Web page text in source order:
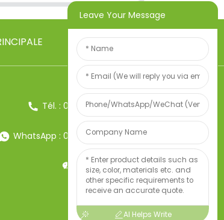
Tél. : 0086-13857957906
WhatsApp : 0086-13857957906
Poids:34247497
Leave Your Message
AI Helps Write